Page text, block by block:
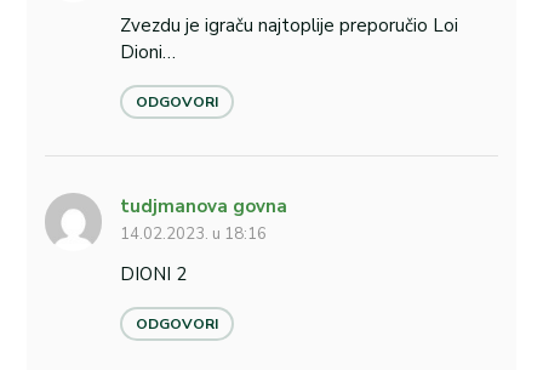
Zvezdu je igraču najtoplije preporučio Loi
Dioni…
ODGOVORI
tudjmanova govna
14.02.2023. u 18:16
DIONI 2
ODGOVORI